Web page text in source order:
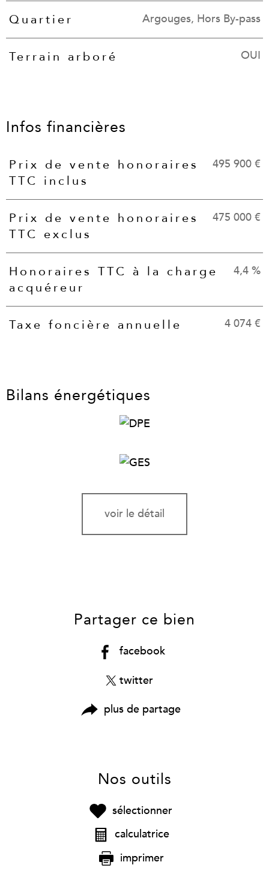
Quartier Argouges, Hors By-pass
Terrain arboré OUI
Infos financières
Caractéristiques Valeurs
Prix de vente honoraires
TTC inclus
495 900 €
Prix de vente honoraires
TTC exclus
475 000 €
Honoraires TTC à la charge
acquéreur
4,4 %
Taxe foncière annuelle 4 074 €
Bilans énergétiques
voir le détail
Partager ce bien
facebook
twitter
plus de partage
Nos outils
sélectionner
calculatrice
imprimer